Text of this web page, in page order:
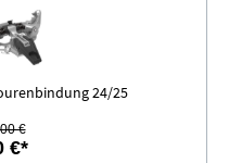
24/25
€
€*